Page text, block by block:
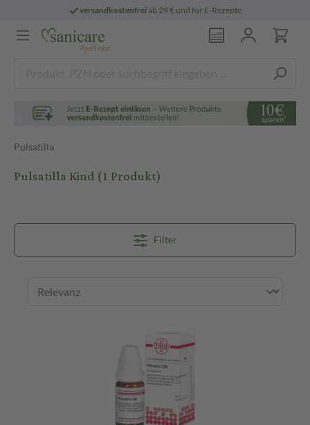
versandkostenfreiab 29 € und für E-Rezepte
Pulsatilla
Pulsatilla Kind(1 Produkt)
Filter